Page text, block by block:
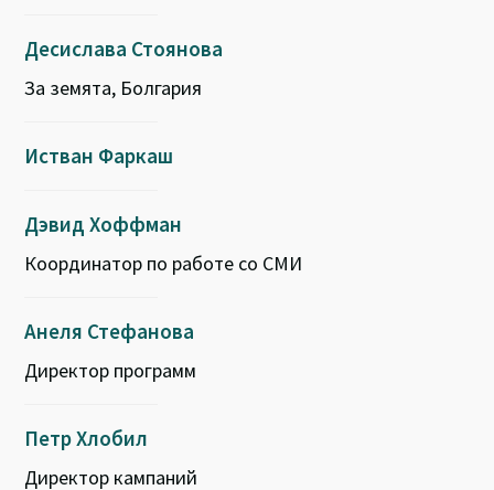
Десислава Стоянова
За земята, Болгария
Истван Фаркаш
Дэвид Хоффман
Координатор по работе со СМИ
Анеля Стефанова
Директор программ
Петр Хлобил
Директор кампаний